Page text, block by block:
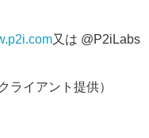
又は @P2iLabs
ライアント提供）
English